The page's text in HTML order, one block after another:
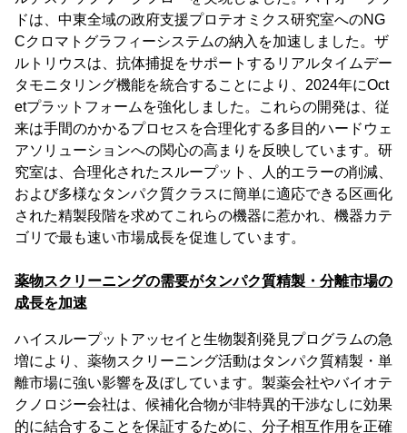
ドは、中東全域の政府支援プロテオミクス研究室へのNG
Cクロマトグラフィーシステムの納入を加速しました。ザ
ルトリウスは、抗体捕捉をサポートするリアルタイムデー
タモニタリング機能を統合することにより、2024年にOct
etプラットフォームを強化しました。これらの開発は、従
来は手間のかかるプロセスを合理化する多目的ハードウェ
アソリューションへの関心の高まりを反映しています。研
究室は、合理化されたスループット、人的エラーの削減、
および多様なタンパク質クラスに簡単に適応できる区画化
された精製段階を求めてこれらの機器に惹かれ、機器カテ
ゴリで最も速い市場成長を促進しています。
薬物スクリーニングの需要がタンパク質精製・分離市場の
成長を加速
ハイスループットアッセイと生物製剤発見プログラムの急
増により、薬物スクリーニング活動はタンパク質精製・単
離市場に強い影響を及ぼしています。製薬会社やバイオテ
クノロジー会社は、候補化合物が非特異的干渉なしに効果
的に結合することを保証するために、分子相互作用を正確